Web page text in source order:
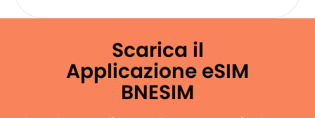
Scarica il
Applicazione eSIM
BNESIM